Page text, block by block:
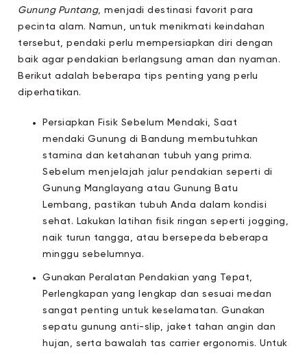
Gunung Puntang, menjadi destinasi favorit para
pecinta alam. Namun, untuk menikmati keindahan
tersebut, pendaki perlu mempersiapkan diri dengan
baik agar pendakian berlangsung aman dan nyaman.
Berikut adalah beberapa tips penting yang perlu
diperhatikan.
Persiapkan Fisik Sebelum Mendaki, Saat
mendaki Gunung di Bandung membutuhkan
stamina dan ketahanan tubuh yang prima.
Sebelum menjelajah jalur pendakian seperti di
Gunung Manglayang atau Gunung Batu
Lembang, pastikan tubuh Anda dalam kondisi
sehat. Lakukan latihan fisik ringan seperti jogging,
naik turun tangga, atau bersepeda beberapa
minggu sebelumnya.
Gunakan Peralatan Pendakian yang Tepat,
Perlengkapan yang lengkap dan sesuai medan
sangat penting untuk keselamatan. Gunakan
sepatu gunung anti-slip, jaket tahan angin dan
hujan, serta bawalah tas carrier ergonomis. Untuk